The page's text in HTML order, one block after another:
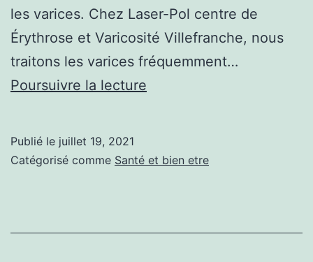
les varices. Chez Laser-Pol centre de
Érythrose et Varicosité Villefranche, nous
traitons les varices fréquemment…
Poursuivre la lecture
commencer
Publié le juillet 19, 2021
Catégorisé comme Santé et bien etre